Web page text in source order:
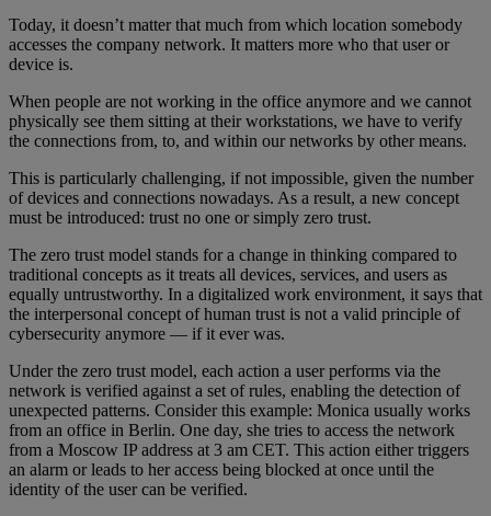
Today, it doesn’t matter that much from which location somebody
accesses the company network. It matters more who that user or
device is.
When people are not working in the office anymore and we cannot
physically see them sitting at their workstations, we have to verify
the connections from, to, and within our networks by other means.
This is particularly challenging, if not impossible, given the number
of devices and connections nowadays. As a result, a new concept
must be introduced: trust no one or simply zero trust.
The zero trust model stands for a change in thinking compared to
traditional concepts as it treats all devices, services, and users as
equally untrustworthy. In a digitalized work environment, it says that
the interpersonal concept of human trust is not a valid principle of
cybersecurity anymore — if it ever was.
Under the zero trust model, each action a user performs via the
network is verified against a set of rules, enabling the detection of
unexpected patterns. Consider this example: Monica usually works
from an office in Berlin. One day, she tries to access the network
from a Moscow IP address at 3 am CET. This action either triggers
an alarm or leads to her access being blocked at once until the
identity of the user can be verified.